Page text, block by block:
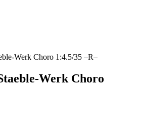
Werk Choro 1:4.5/35 –R–
Werk Choro